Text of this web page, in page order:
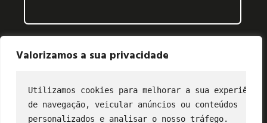
Valorizamos a sua privacidade
Utilizamos cookies para melhorar a sua experiência
de navegação, veicular anúncios ou conteúdos
personalizados e analisar o nosso tráfego.
CONTATO